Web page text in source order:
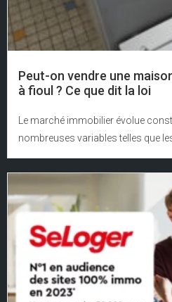
Peut-on vendre une
à fioul ? Ce que dit la loi
Le marché immobilier évolue
nombreuses variables telles que